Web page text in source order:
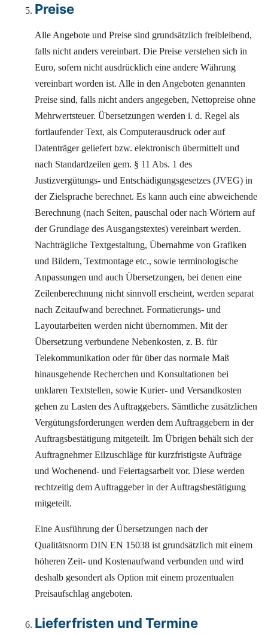
Preise
Alle Angebote und Preise sind grundsätzlich freibleibend,
falls nicht anders vereinbart. Die Preise verstehen sich in
Euro, sofern nicht ausdrücklich eine andere Währung
vereinbart worden ist. Alle in den Angeboten genannten
Preise sind, falls nicht anders angegeben, Nettopreise ohne
Mehrwertsteuer. Übersetzungen werden i. d. Regel als
fortlaufender Text, als Computerausdruck oder auf
Datenträger geliefert bzw. elektronisch übermittelt und
nach Standardzeilen gem. § 11 Abs. 1 des
Justizvergütungs- und Entschädigungsgesetzes (JVEG) in
der Zielsprache berechnet. Es kann auch eine abweichende
Berechnung (nach Seiten, pauschal oder nach Wörtern auf
der Grundlage des Ausgangstextes) vereinbart werden.
Nachträgliche Textgestaltung, Übernahme von Grafiken
und Bildern, Textmontage etc., sowie terminologische
Anpassungen und auch Übersetzungen, bei denen eine
Zeilenberechnung nicht sinnvoll erscheint, werden separat
nach Zeitaufwand berechnet. Formatierungs- und
Layoutarbeiten werden nicht übernommen. Mit der
Übersetzung verbundene Nebenkosten, z. B. für
Telekommunikation oder für über das normale Maß
hinausgehende Recherchen und Konsultationen bei
unklaren Textstellen, sowie Kurier- und Versandkosten
gehen zu Lasten des Auftraggebers. Sämtliche zusätzlichen
Vergütungsforderungen werden dem Auftraggebern in der
Auftragsbestätigung mitgeteilt. Im Übrigen behält sich der
Auftragnehmer Eilzuschläge für kurzfristigste Aufträge
und Wochenend- und Feiertagsarbeit vor. Diese werden
rechtzeitig dem Auftraggeber in der Auftragsbestätigung
mitgeteilt.
Eine Ausführung der Übersetzungen nach der
Qualitätsnorm DIN EN 15038 ist grundsätzlich mit einem
höheren Zeit- und Kostenaufwand verbunden und wird
deshalb gesondert als Option mit einem prozentualen
Preisaufschlag angeboten.
Lieferfristen und Termine